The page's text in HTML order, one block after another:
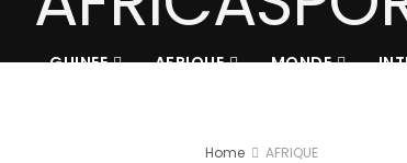
GUINEE AFRIQUE MONDE
Home AFRIQUE